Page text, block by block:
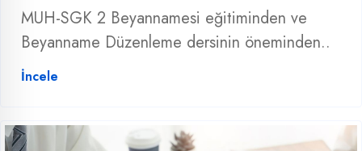
MUH-SGK 2 Beyannamesi eğitiminden ve
Beyanname Düzenleme dersinin öneminden..
İncele